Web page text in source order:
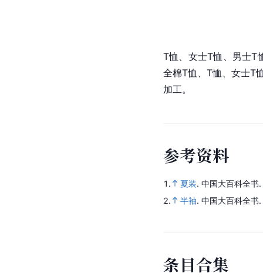
T恤、女士T恤、男士T
全棉T恤、T恤、女士T
加工。
参考资料
1. 夏装. 中国大百科全书.
2.
半袖. 中国大百科全书.
条目合集